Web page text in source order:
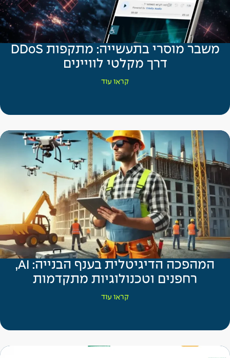
משבר מוסרי בתעשייה: מתקפות DDoS
דרך מקלטי לוויינים
קראו עוד
המהפכה הדיגיטלית בענף הבנייה: AI,
רחפנים וטכנולוגיות מתקדמות
קראו עוד